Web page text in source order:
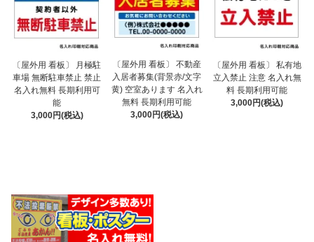
〔屋外用 看板〕 月極駐
車場 無断駐車禁止 禁止
名入れ無料 長期利用可
能
3,000円(税込)
〔屋外用 看板〕 不動産
入居者募集(背景赤/文字
黄) 空室あります 名入れ
無料 長期利用可能
3,000円(税込)
〔屋外用 看板〕 私有地
立入禁止 注意 名入れ無
料 長期利用可能
3,000円(税込)